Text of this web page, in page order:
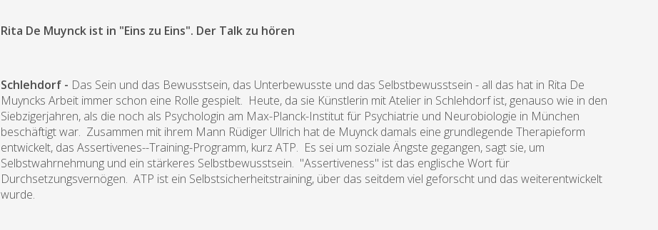
Rita De Muynck ist in "Eins zu Eins". Der Talk zu hören
Schlehdorf - Das Sein und das Bewusstsein, das Unterbewusste und das Selbstbewusstsein - all das hat in Rita De
Muyncks Arbeit immer schon eine Rolle gespielt. Heute, da sie Künstlerin mit Atelier in Schlehdorf ist, genauso wie in den
Siebzigerjahren, als die noch als Psychologin am Max-Planck-Institut für Psychiatrie und Neurobiologie in München
beschäftigt war. Zusammen mit ihrem Mann Rüdiger Ullrich hat de Muynck damals eine grundlegende Therapieform
entwickelt, das Assertivenes--Training-Programm, kurz ATP. Es sei um soziale Ängste gegangen, sagt sie, um
Selbstwahrnehmung und ein stärkeres Selbstbewusstsein. "Assertiveness" ist das englische Wort für
Durchsetzungsvernögen. ATP ist ein Selbstsicherheitstraining, über das seitdem viel geforscht und das weiterentwickelt
wurde.